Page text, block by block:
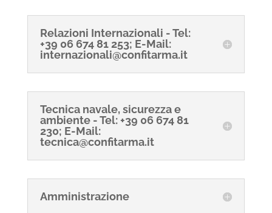
Relazioni Internazionali - Tel:
+39 06 674 81 253; E-Mail:
internazionali@confitarma.it
Tecnica navale, sicurezza e
ambiente - Tel: +39 06 674 81
230; E-Mail:
tecnica@confitarma.it
Amministrazione